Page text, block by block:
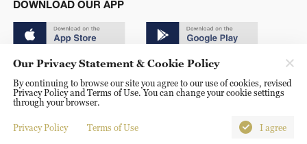
DOWNLOAD OUR APP
© China Radio International.CRI. All Rights Reserved. 16A
Shijingshan Road, Beijing, China. 100040
Our Privacy Statement & Cookie Policy
By continuing to browse our site you agree to our use of cookies, revised
Privacy Policy and Terms of Use. You can change your cookie settings
through your browser.
Privacy Policy Terms of Use I agree